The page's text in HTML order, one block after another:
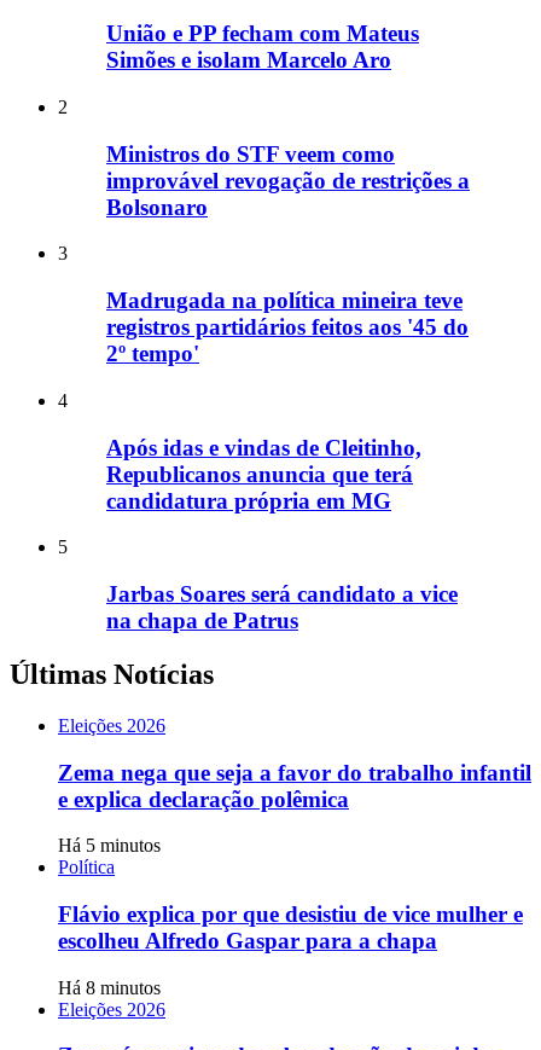
União e PP fecham com Mateus
Simões e isolam Marcelo Aro
2
Ministros do STF veem como
improvável revogação de restrições a
Bolsonaro
3
Madrugada na política mineira teve
registros partidários feitos aos '45 do
2º tempo'
4
Após idas e vindas de Cleitinho,
Republicanos anuncia que terá
candidatura própria em MG
5
Jarbas Soares será candidato a vice
na chapa de Patrus
Últimas Notícias
Eleições 2026
Zema nega que seja a favor do trabalho infantil
e explica declaração polêmica
Há 5 minutos
Política
Flávio explica por que desistiu de vice mulher e
escolheu Alfredo Gaspar para a chapa
Há 8 minutos
Eleições 2026